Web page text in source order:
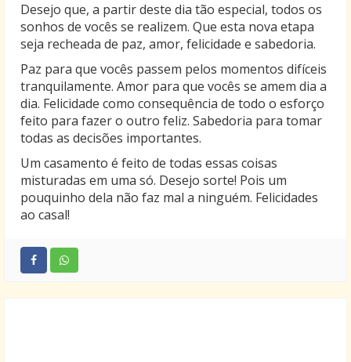
Desejo que, a partir deste dia tão especial, todos os
sonhos de vocês se realizem. Que esta nova etapa
seja recheada de paz, amor, felicidade e sabedoria.
Paz para que vocês passem pelos momentos difíceis
tranquilamente. Amor para que vocês se amem dia a
dia. Felicidade como consequência de todo o esforço
feito para fazer o outro feliz. Sabedoria para tomar
todas as decisões importantes.
Um casamento é feito de todas essas coisas
misturadas em uma só. Desejo sorte! Pois um
pouquinho dela não faz mal a ninguém. Felicidades
ao casal!